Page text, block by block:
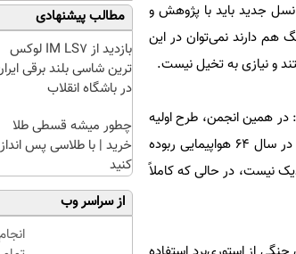
نسل جدید باید با پژوهش و
هم دارند نمی‌توان در این
و نیازی به تخیل نیست.
کرد و گفت: در همین انجمن، طرح اولیه
اخراجی‌های 2 را رد کردند، به این دلیل که تخیلی است، در حالی که دوستان اطلاع دقیقی نداشتند، در سال 64 هواپیمایی ربوده
یا برخی معتقدند اردوگاه اخراجی‌های 2 به واقعیت نزدیک نیست، در حالی که کاملاً
مطالب پیشنهادی
بازدید از IM LS7 لوکس
ترین شاسی بلند برقی
در باشگاه انقلاب
چطور میشه قسطی طلا
خرید | با طلاسی پس انداز
کنید
از سراسر وب